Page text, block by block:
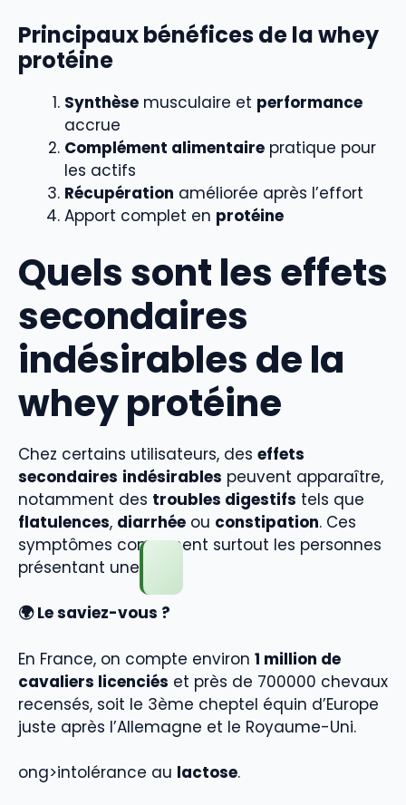
Principaux bénéfices de la whey
protéine
Synthèse musculaire et performance
accrue
Complément alimentaire pratique pour
les actifs
Récupération améliorée après l’effort
Apport complet en protéine
Quels sont les effets
secondaires
indésirables de la
whey protéine
Chez certains utilisateurs, des effets
secondaires indésirables peuvent apparaître,
notamment des troubles digestifs tels que
flatulences, diarrhée ou constipation. Ces
symptômes concernent surtout les personnes
présentant une
🌍 Le saviez-vous ?
En France, on compte environ 1 million de
cavaliers licenciés et près de 700000 chevaux
recensés, soit le 3ème cheptel équin d’Europe
juste après l’Allemagne et le Royaume-Uni.
ong>intolérance au lactose.